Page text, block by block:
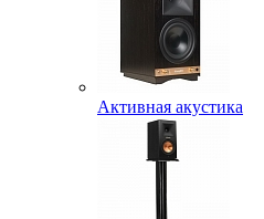
Активная акустика